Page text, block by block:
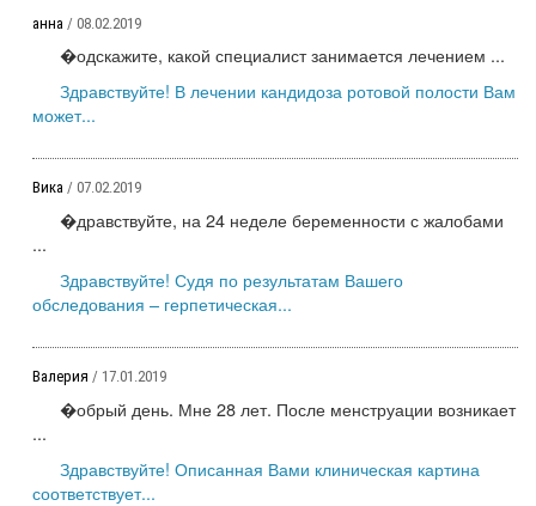
анна / 08.02.2019
�одскажите, какой специалист занимается лечением ...
Здравствуйте! В лечении кандидоза ротовой полости Вам
может...
Вика / 07.02.2019
�дравствуйте, на 24 неделе беременности с жалобами
...
Здравствуйте! Судя по результатам Вашего
обследования – герпетическая...
Валерия / 17.01.2019
�обрый день. Мне 28 лет. После менструации возникает
...
Здравствуйте! Описанная Вами клиническая картина
соответствует...